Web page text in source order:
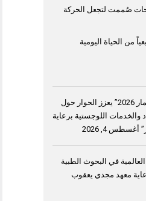
صُممت لتجعل الحركة
من الحياة اليومية
“منتدى الشارقة للاستثمار 2026” يعزز الحوار حول
اللوجستية برعاية
أغسطس 4, 2026
في البحوث الطبية
معهد مجدي يعقوب